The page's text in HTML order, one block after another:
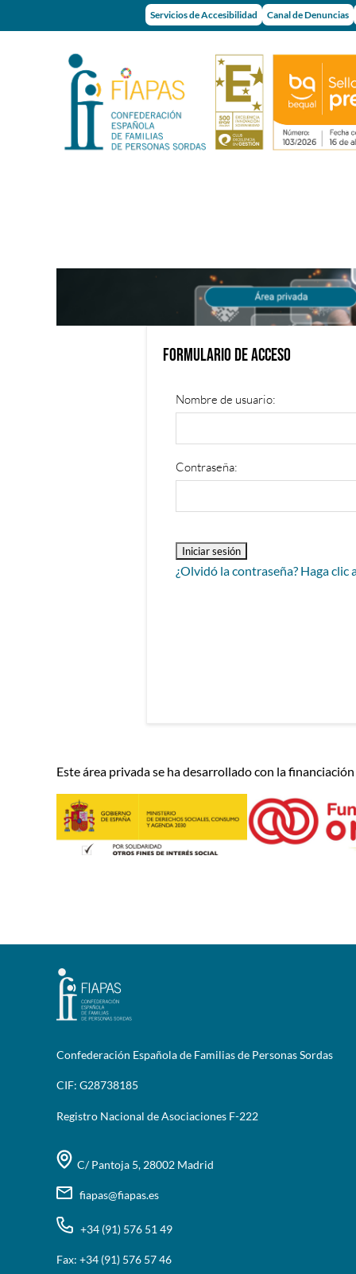
Servicios de Accesibilidad Canal de Denuncias
Formulario de acceso
Nombre de usuario:
Contraseña:
¿Olvidó la contraseña? Haga clic
Este área privada se ha desarrollado con la
Confederación Española de Familias de Personas Sordas
CIF: G28738185
Registro Nacional de Asociaciones F-222
C/ Pantoja 5, 28002 Madrid
fiapas@fiapas.es
+34 (91) 576 51 49
Fax: +34 (91) 576 57 46